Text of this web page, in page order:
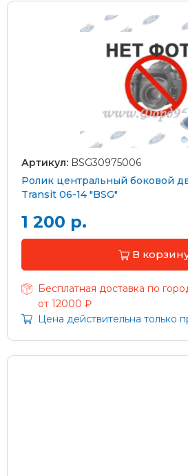
Артикул: BSG30975006
Ролик центральный боковой
Transit 06-14 "BSG"
1 200 р.
В
Бесплатная доставка по
от 12000 ₽
Цена действительна только